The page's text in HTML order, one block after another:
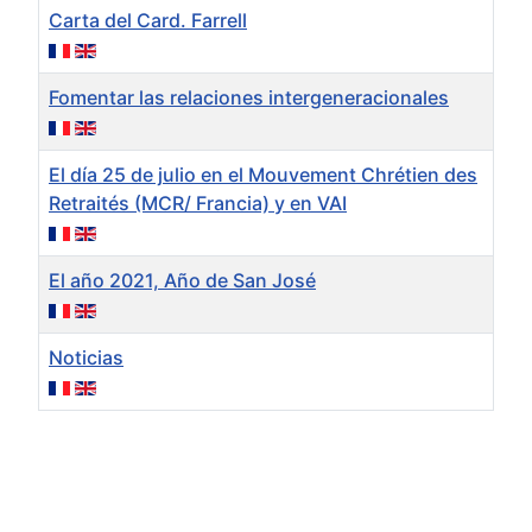
Carta del Card. Farrell
Fomentar las relaciones intergeneracionales
El día 25 de julio en el Mouvement Chrétien des
Retraités (MCR/ Francia) y en VAI
El año 2021, Año de San José
Noticias